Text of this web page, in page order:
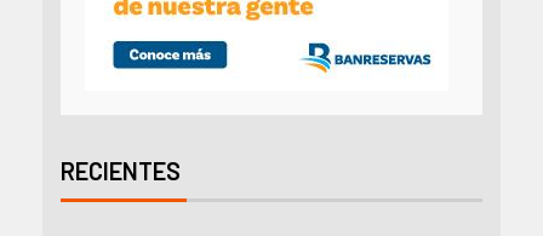
RECIENTES